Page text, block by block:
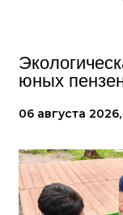
юных
06 августа 2026,